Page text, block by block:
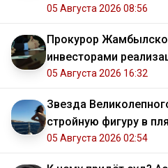
05 Августа 2026 08:56
Прокурор
инвесторами
05 Августа 2026 16:32
Звезда
стройную фигуру в
05 Августа 2026 02:54